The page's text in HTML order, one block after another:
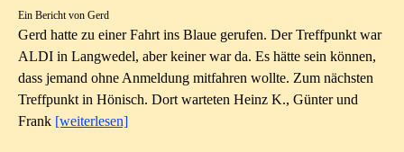
Ein Bericht von Gerd
Gerd hatte zu einer Fahrt ins Blaue gerufen. Der Treffpunkt war
ALDI in Langwedel, aber keiner war da. Es hätte sein können,
dass jemand ohne Anmeldung mitfahren wollte. Zum nächsten
Treffpunkt in Hönisch. Dort warteten Heinz K., Günter und
Frank [weiterlesen]